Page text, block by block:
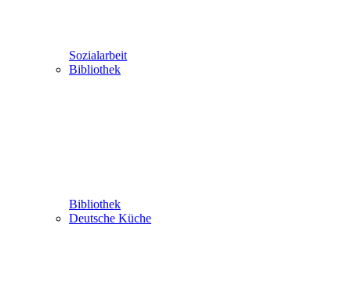
Sozialarbeit
Bibliothek
Bibliothek
Deutsche Küche